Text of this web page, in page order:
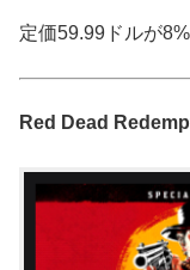
定価59.99ドルが
Red Dead